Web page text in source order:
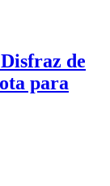
de
para